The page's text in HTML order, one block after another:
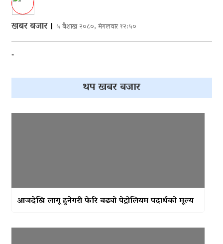
खबर बजार। ५ बैशाख २०८०, मंगलवार १२:५०
"
थप खबर बजार
आजदेखि लागू हुनेगरी फेरि बढ्यो पेट्रोलियम पदार्थको मूल्य